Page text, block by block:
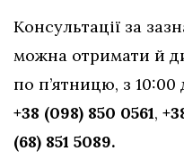
Консультації за
можна отримати й
по п’ятницю, з
+38 (098) 850 0561,
(68) 851 5089.